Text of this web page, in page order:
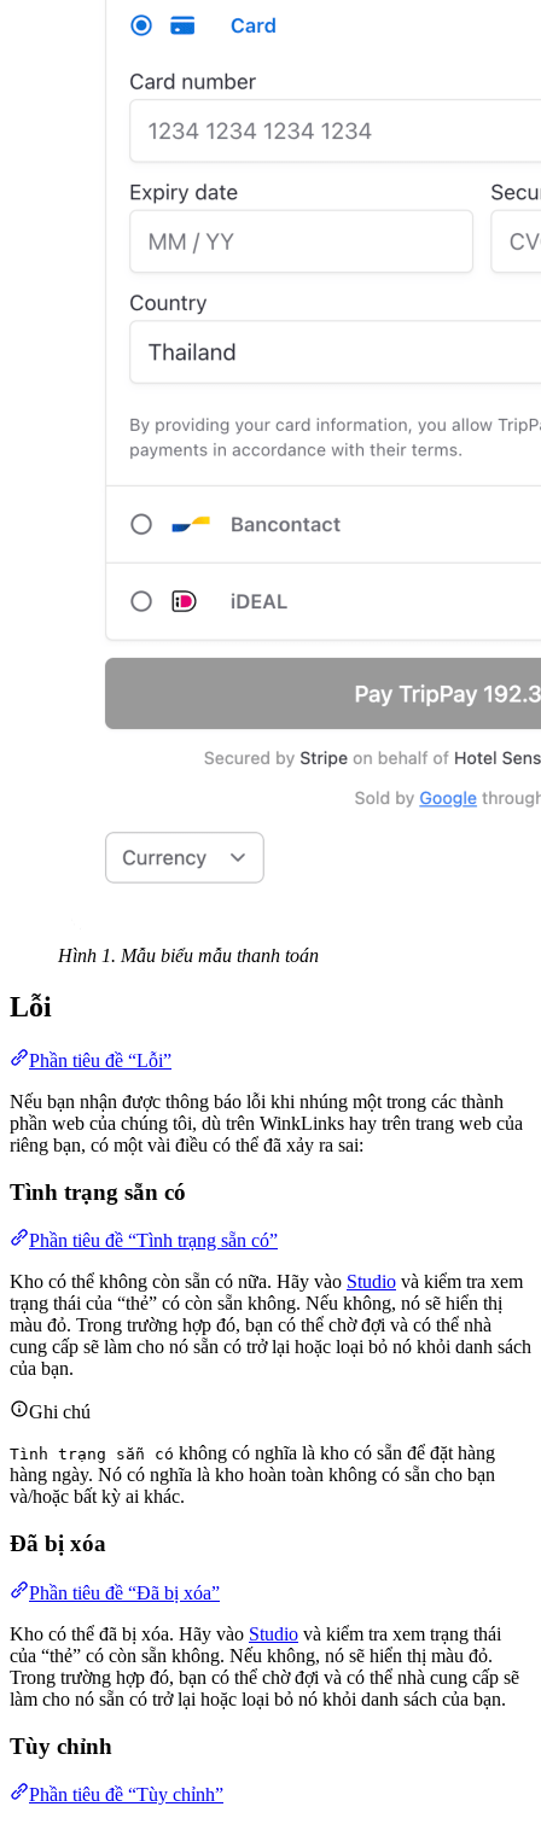
Hình 1. Mẫu biểu mẫu thanh toán
Lỗi
Phần tiêu đề “Lỗi”
Nếu bạn nhận được thông báo lỗi khi nhúng một trong các thành
phần web của chúng tôi, dù trên WinkLinks hay trên trang web của
riêng bạn, có một vài điều có thể đã xảy ra sai:
Tình trạng sẵn có
Phần tiêu đề “Tình trạng sẵn có”
Kho có thể không còn sẵn có nữa. Hãy vào Studio và kiểm tra xem
trạng thái của “thẻ” có còn sẵn không. Nếu không, nó sẽ hiển thị
màu đỏ. Trong trường hợp đó, bạn có thể chờ đợi và có thể nhà
cung cấp sẽ làm cho nó sẵn có trở lại hoặc loại bỏ nó khỏi danh sách
của bạn.
Ghi chú
Tình trạng sẵn có không có nghĩa là kho có sẵn để đặt hàng
hàng ngày. Nó có nghĩa là kho hoàn toàn không có sẵn cho bạn
và/hoặc bất kỳ ai khác.
Đã bị xóa
Phần tiêu đề “Đã bị xóa”
Kho có thể đã bị xóa. Hãy vào Studio và kiểm tra xem trạng thái
của “thẻ” có còn sẵn không. Nếu không, nó sẽ hiển thị màu đỏ.
Trong trường hợp đó, bạn có thể chờ đợi và có thể nhà cung cấp sẽ
làm cho nó sẵn có trở lại hoặc loại bỏ nó khỏi danh sách của bạn.
Tùy chỉnh
Phần tiêu đề “Tùy chỉnh”